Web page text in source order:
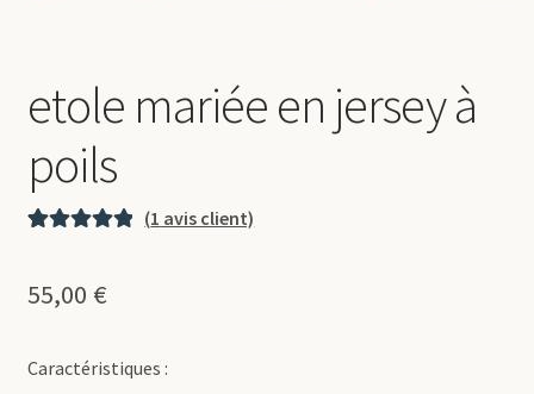
etole mariée en jersey à
poils
notation
(1 avis client)
55,00 €
Caractéristiques :